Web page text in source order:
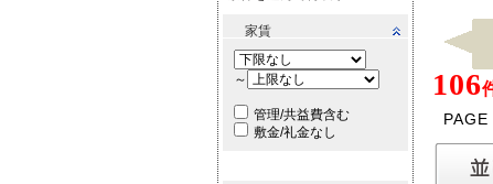
家賃
～
管理/共益費含む
敷金/礼金なし
106
PAGE